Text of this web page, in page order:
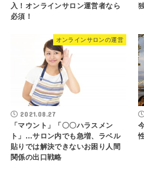
入！オンラインサロン運営者なら
必須！
オンラインサロンの運営
2021.08.27
「マウント」「〇〇ハラスメン
ト」…サロン内でも急増、ラベル
貼りでは解決できないお困り人間
関係の出口戦略